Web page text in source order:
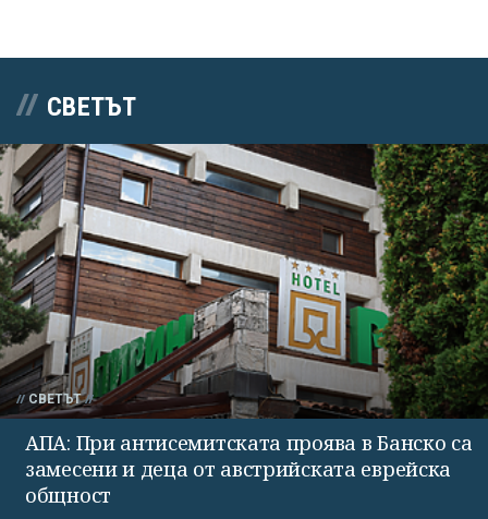
СВЕТЪТ
СВЕТЪТ
АПА: При антисемитската проява в Банско са
замесени и деца от австрийската еврейска
общност